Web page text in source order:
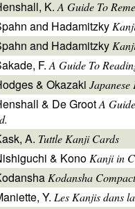
K.A Guide To
and Hadamitzky
and Hadamitzky
F.A Guide To
& Okazaki
& De GrootA
A. Tuttle Kanji Cards
& Kono Kanji in
Kodansha
Y. Les Kanjis dans